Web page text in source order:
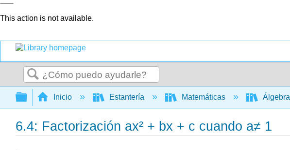
This action is not available.
Buscar
Expandir/contraer jerarquía global
Inicio Estantería Matemáticas Álgebra
6.4: Factorización ax² + bx + c cuando a≠ 1